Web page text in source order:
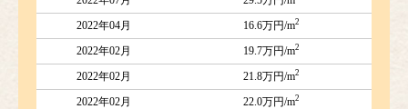
2022年04月 16.6万円/m2
2022年02月 19.7万円/m2
2022年02月 21.8万円/m2
2022年02月 22.0万円/m2